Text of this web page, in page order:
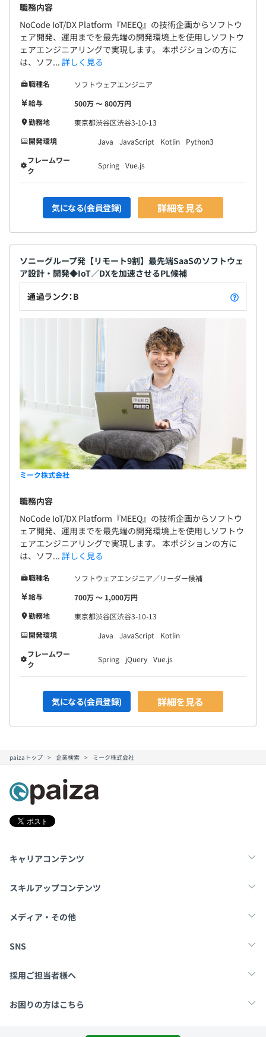
職務内容
NoCode IoT/DX Platform『MEEQ』の技術企画からソフトウ
ェア開発、運用までを最先端の開発環境上を使用しソフトウ
ェアエンジニアリングで実現します。 本ポジションの方に
は、ソフ... 詳しく見る
職種名
ソフトウェアエンジニア
給与
500万 〜 800万円
勤務地
東京都渋谷区渋谷3-10-13
開発環境
Java JavaScript Kotlin
Python3
フレームワー
ク
Spring Vue.js
気になる(会員登録) 詳細を見る
ソニーグループ発【リモート9割】最先端SaaSのソフトウェ
ア設計・開発◆IoT／DXを加速させるPL候補
通過ランク：B
ミーク株式会社
職務内容
NoCode IoT/DX Platform『MEEQ』の技術企画からソフトウ
ェア開発、運用までを最先端の開発環境上を使用しソフトウ
ェアエンジニアリングで実現します。 本ポジションの方に
は、ソフ... 詳しく見る
職種名
ソフトウェアエンジニア／リーダー候補
給与
700万 〜 1,000万円
勤務地
東京都渋谷区渋谷3-10-13
開発環境
Java JavaScript
Kotlin
フレームワー
ク
Spring jQuery Vue.js
気になる(会員登録) 詳細を見る
paizaトップ 企業検索 ミーク株式会社
キャリアコンテンツ
転職・キャリア
スキルアップコンテンツ
学習
メディア・その他
Tech Team Journal
SNS
X
採用ご担当者様へ
採用・教育をお考えの企業様へ
お困りの方はこちら
お問い合わせ・FAQ